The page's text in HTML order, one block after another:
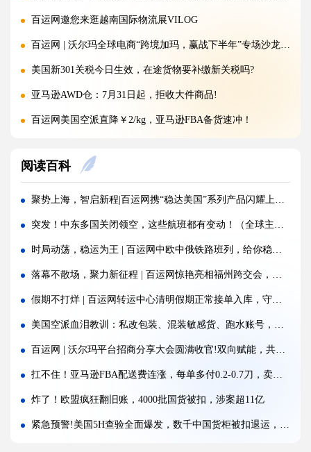
百运网邀您来逛越南国际物流展VILOG
百运网 | 沃尔玛全球电商“跨境加玛，赢战下半年”专场沙龙圆满收官!
美国新301关税今日生效，在途货物要补缴新关税吗?
亚马逊AWD仓：7月31日起，拒收大件商品!
百运网美国空派直降￥2/kg，亚马逊FBA备货速冲！
重磅！CPSC最新消息放宽执行政策，美线卖家迎来利好
突发！巴基斯坦一架波音737货机失联！
警惕！违规罚10万美金/箱，出货前必看！
欧洲小包关税大反转：法国紧急暂停、意大利再度延期！
百运网|沃尔玛全球电商“智赢跨境·AI全域新运营”专场沙龙圆满收官!
倒计时1天，欧盟小包裹免税政策明日正式取消！
海运价格九连涨，外贸企业称一周一涨扛不住!
警报!美国海关连发四道“封杀令”，你的货还能顺利进美国吗?
百运网邀您来上海双年展逛展领钱啦！
阅读百科
聚势上海，智启新程|百运网携“稳达美国”系列产品闪耀上海物博会，圆满收官!
突发！中东多国关闭领空，这些航班都有变动！（全球主要航班调整一览）
时局动荡，稳运为王 | 百运网中欧中俄铁路班列，给你稳稳的安全感！
落幕不散场，聚力新征程 | 百运网惊艳亮相福州跨交会，完美收官！
假期不打烊 | 百运网转运中心清明假期正常接单入库，守护每一份跨境托付!
美国空派血泪教训：私改包装、混装敏感货、跑水账号，千万别碰！
百运网 | 沃尔玛平台招商分享大会圆满收官!双向赋能，共启跨境出海新征程
扛不住！亚马逊FBA配送费连涨，每单多付0.2-0.7刀，卖家降本突破口在哪？
炸了！欧盟疯狂翻旧账，4000批国货被扣，涉案超11亿
紧急预警!美国5H查验全面爆发，数千中国货柜被扣退运，跨境卖家如何破局？